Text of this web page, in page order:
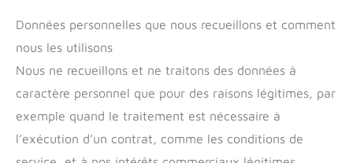
Données personnelles que nous recueillons et comment
nous les utilisons
Nous ne recueillons et ne traitons des données à
caractère personnel que pour des raisons légitimes, par
exemple quand le traitement est nécessaire à
l’exécution d’un contrat, comme les conditions de